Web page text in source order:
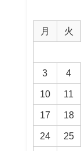
月 火
3 4
10 11
17 18
24 25